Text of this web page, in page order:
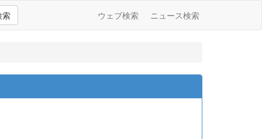
索 ウェブ検索 ニュース検索